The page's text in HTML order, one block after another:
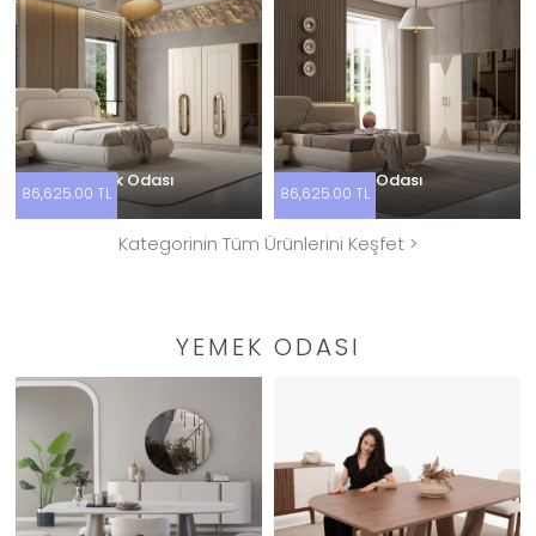
Loftin Yatak Odası
86,625.00 TL
Polo Yatak Odası
86,625.00 TL
Kategorinin Tüm Ürünlerini Keşfet >
YEMEK ODASI